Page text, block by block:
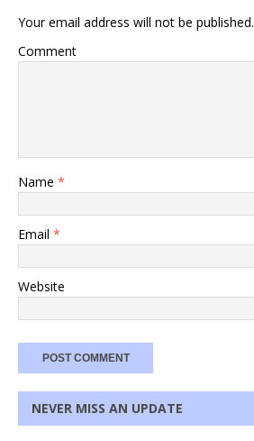
Your email address will not be published.
Comment
Name *
Email *
Website
NEVER MISS AN UPDATE